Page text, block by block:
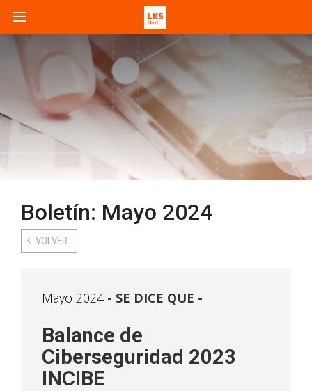
Boletín: Mayo 2024
VOLVER
Mayo 2024 SE DICE QUE -
Balance de
Ciberseguridad 2023
INCIBE